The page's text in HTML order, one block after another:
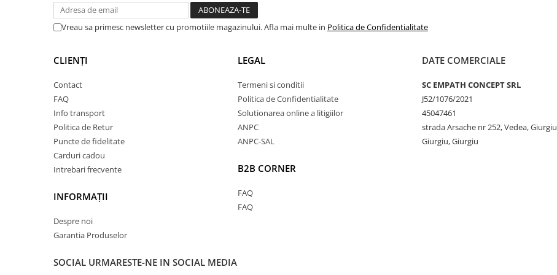
convențional, acest material reglează mai bine temperatura corpului, prevenind
transpirația excesivă.
✅Impact redus asupra mediului– Cultivat fără pesticide, fertilizatori sintetici
poluării și la conservarea ecosistemelor naturale. Mai mult, necesită cu până la
✅Siguranță pentru piele și sănătate
– Spre deosebire de bumbacul
convențional, cel organic este cultivat și prelucrat fără substanțe toxice, ceea ce
înseamnă că este mai sigur pentru piele și mai puțin iritant, fiind o alegere
ideală pentru cei care caută un stil de viață sănătos și sustenabil.
Toate aceste beneficii fac din bumbacul organic o alegere premium pentru
Vreau sa primesc newsletter cu promotiile magazinului. Afla mai multe in Politica de Confidentialitate
CLIENȚI
Contact
FAQ
Info transport
Politica de Retur
Puncte de fidelitate
Carduri cadou
Intrebari frecvente
INFORMAȚII
Despre noi
Garantia Produselor
LEGAL
Termeni si conditii
Politica de Confidentialitate
Solutionarea online a litigiilor
ANPC
ANPC-SAL
B2B CORNER
FAQ
FAQ
DATE COMERCIALE
SC EMPATH CONCEPT SRL
J52/1076/2021
45047461
strada Arsache nr 252, Vedea, Giurgiu
Giurgiu, Giurgiu
SOCIAL URMARESTE-NE IN SOCIAL MEDIA